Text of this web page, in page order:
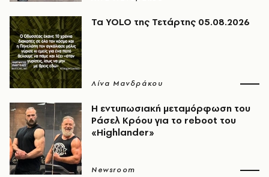
Τα YOLO της Τετάρτης 05.08.2026
Λίνα Μανδράκου
Η εντυπωσιακή μεταμόρφωση του
Ράσελ Κρόου για το reboot του
«Highlander»
Newsroom